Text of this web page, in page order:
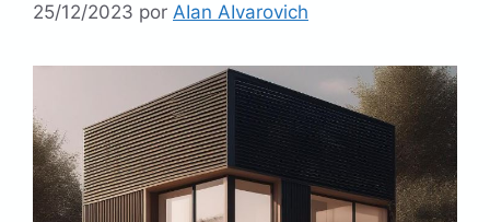
25/12/2023 por AIan AIvarovich